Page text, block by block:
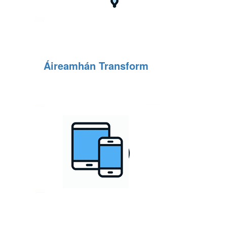
Áireamhán Transform